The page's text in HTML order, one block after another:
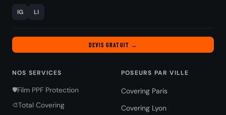
IG LI
DEVIS GRATUIT →
NOS SERVICES
🛡️Film PPF Protection
🎨Total Covering
POSEURS PAR VILLE
Covering Paris
Covering Lyon